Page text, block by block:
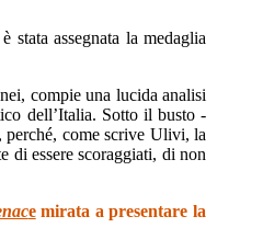
assegnata la medaglia
compie una lucida analisi
dell’Italia. Sotto il busto -
perché, come scrive Ulivi, la
di essere scoraggiati, di non
emirata a presentare la